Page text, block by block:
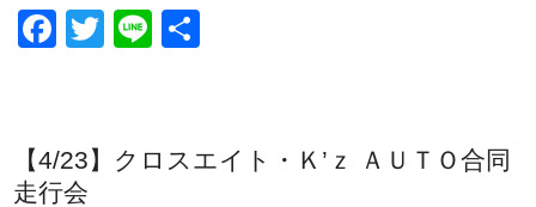
Facebook
Twitter
Line
【4/23】クロスエイト・Ｋ’ｚ ＡＵＴＯ合同
走行会